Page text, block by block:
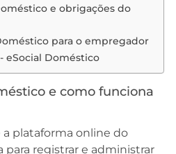
e obrigações do
para o empregador
eSocial Doméstico
e como funciona
a plataforma online do
para registrar e administrar